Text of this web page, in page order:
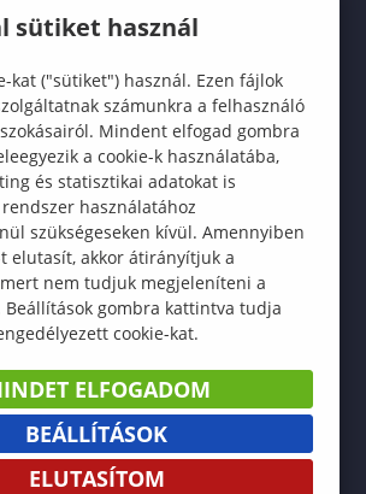
sütiket használ
kat ("sütiket") használ. Ezen fájlok
számunkra a felhasználó
Mindent elfogad gombra
a cookie-k használatába,
és statisztikai adatokat is
használatához
szükségeseken kívül. Amennyiben
elutasít, akkor átirányítjuk a
nem tudjuk megjeleníteni a
gombra kattintva tudja
cookie-kat.
ELFOGADOM
BEÁLLÍTÁSOK
ELUTASÍTOM